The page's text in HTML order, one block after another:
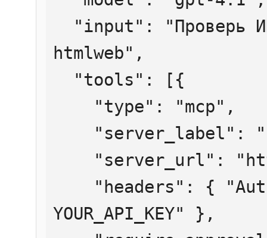
htmlweb",
YOUR_API_KEY" },